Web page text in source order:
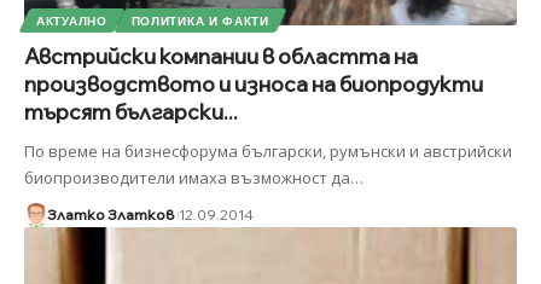
АКТУАЛНО ПОЛИТИКА И ФАКТИ
Австрийски компании в областта на
производството и износа на биопродукти
търсят български...
По време на бизнесфорума български, румънски и австрийски
биопроизводители имаха възможност да…
Златко Златков 12.09.2014